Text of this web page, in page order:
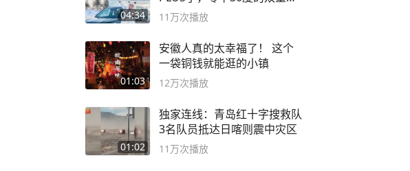
04:34
封40小时全录
11万次播放
01:03
安徽人真的太幸福了！ 这个
一袋铜钱就能逛的小镇
12万次播放
01:02
独家连线：青岛红十字搜救队
3名队员抵达日喀则震中灾区
11万次播放